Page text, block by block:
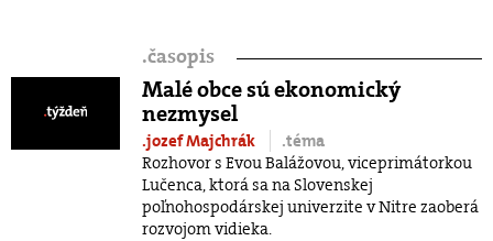
.časopis
Malé obce sú ekonomický
nezmysel
.jozef Majchrák
.téma
Rozhovor s Evou Balážovou, viceprimátorkou
Lučenca, ktorá sa na Slovenskej
poľnohospodárskej univerzite v Nitre zaoberá
rozvojom vidieka.